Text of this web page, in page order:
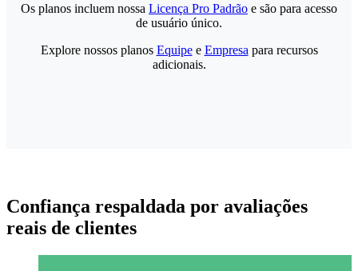
Os planos incluem nossa Licença Pro Padrão e são para acesso
de usuário único.
Explore nossos planos Equipee Empresa para recursos
adicionais.
Confiança respaldada por avaliações
reais de clientes